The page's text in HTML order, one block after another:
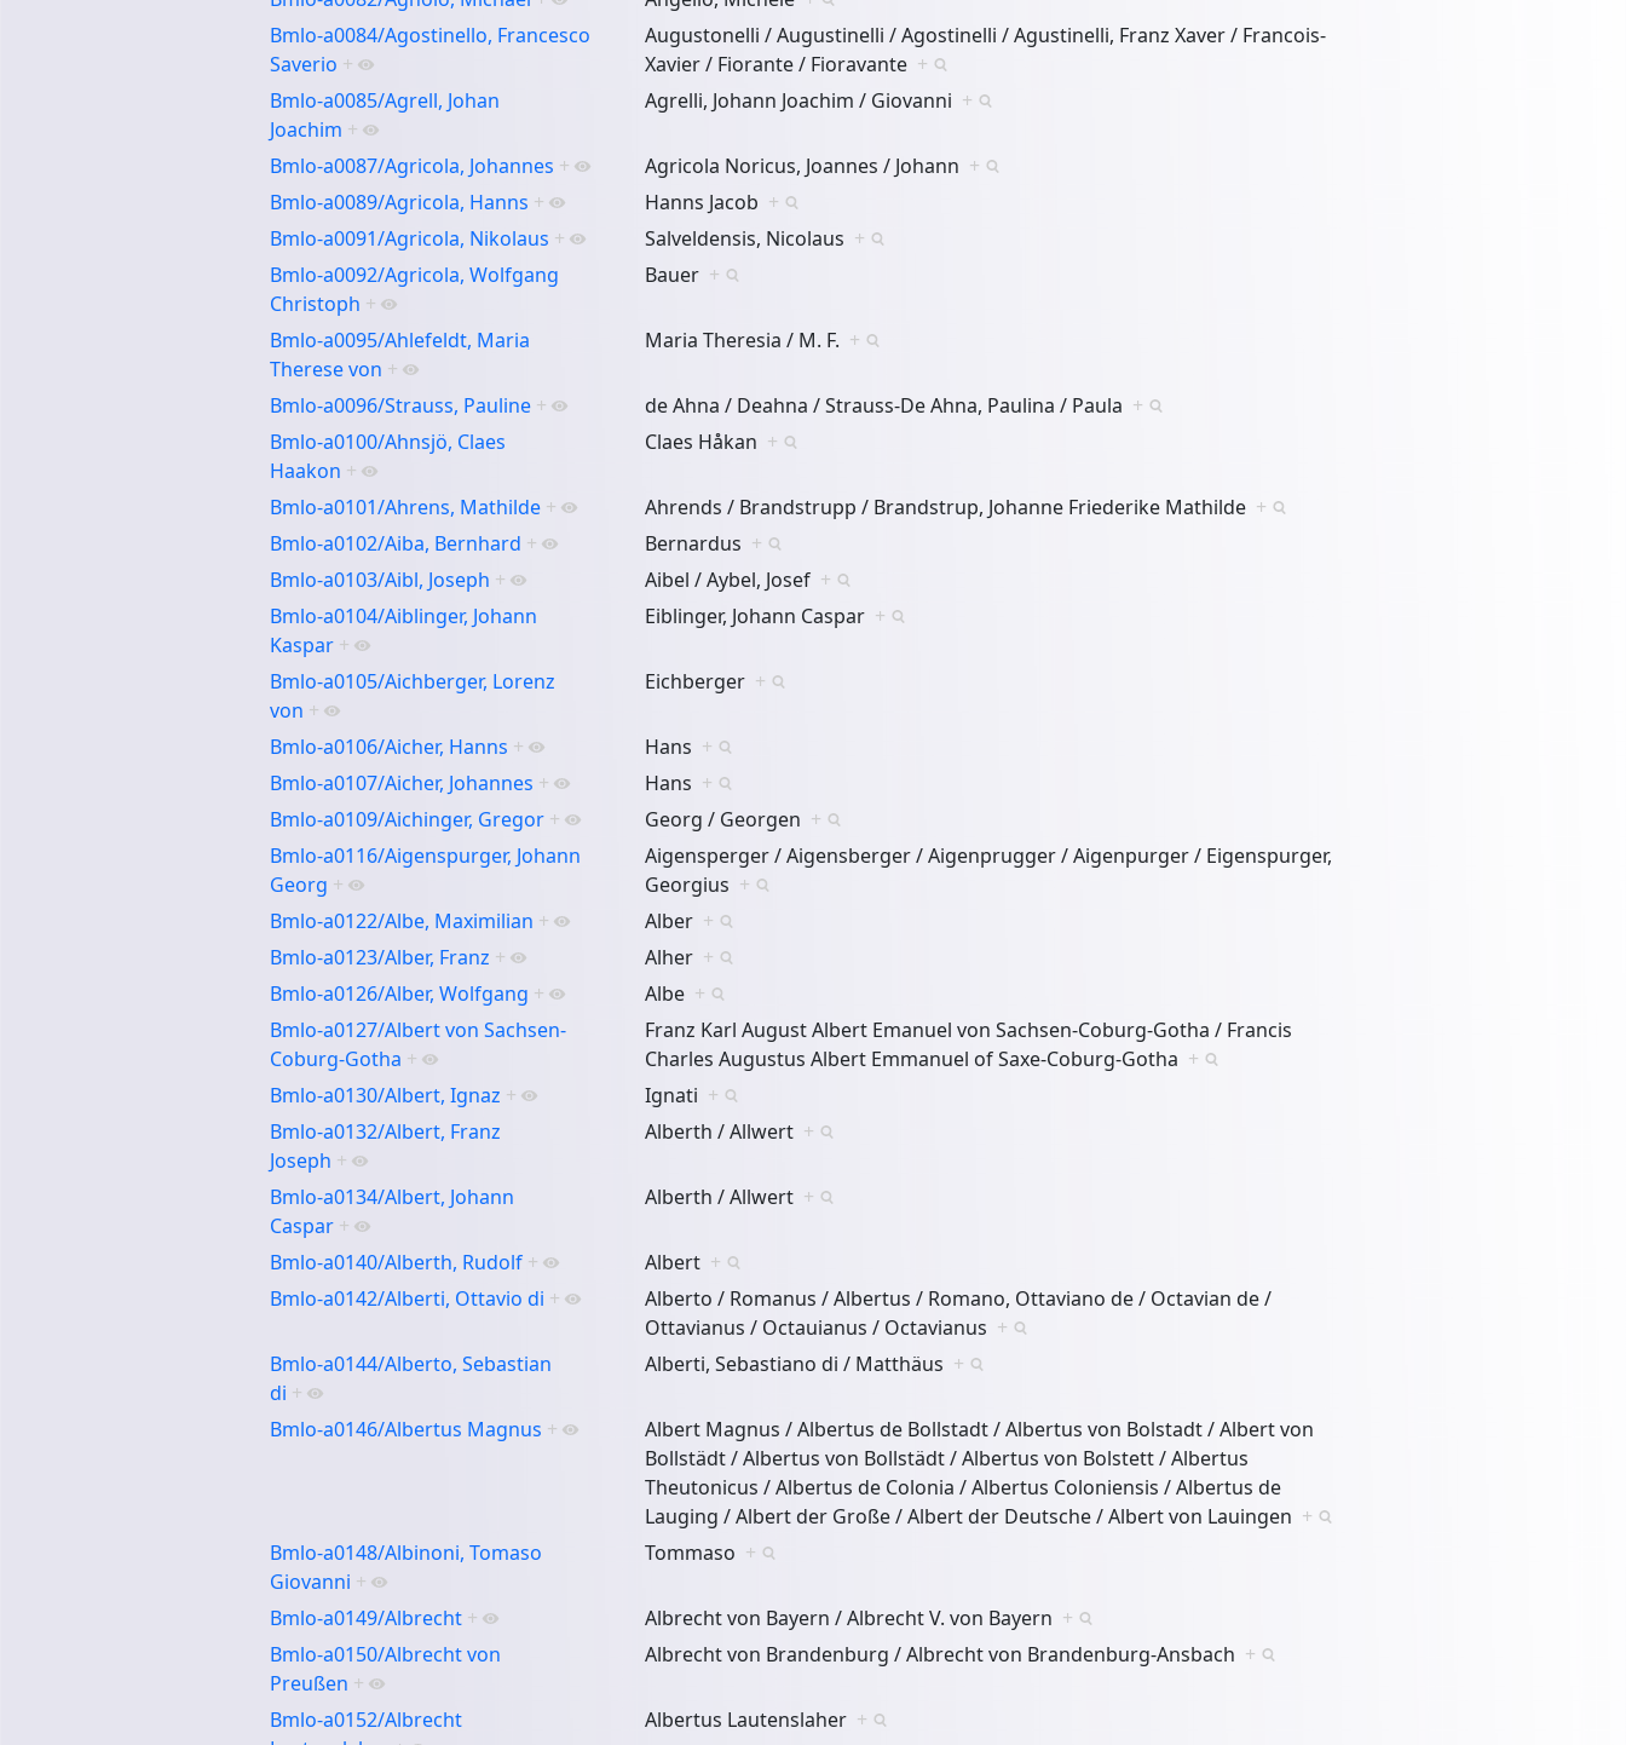
Bmlo-a0084/Agostinello, Francesco
Saverio +
Augustonelli / Augustinelli / Agostinelli / Agustinelli, Franz Xaver / Francois-
Xavier / Fiorante / Fioravante +
Bmlo-a0085/Agrell, Johan
Joachim +
Agrelli, Johann Joachim / Giovanni +
Bmlo-a0087/Agricola, Johannes + Agricola Noricus, Joannes / Johann +
Bmlo-a0089/Agricola, Hanns + Hanns Jacob +
Bmlo-a0091/Agricola, Nikolaus + Salveldensis, Nicolaus +
Bmlo-a0092/Agricola, Wolfgang
Christoph +
Bauer +
Bmlo-a0095/Ahlefeldt, Maria
Therese von +
Maria Theresia / M. F. +
Bmlo-a0096/Strauss, Pauline + de Ahna / Deahna / Strauss-De Ahna, Paulina / Paula +
Bmlo-a0100/Ahnsjö, Claes
Haakon +
Claes Håkan +
Bmlo-a0101/Ahrens, Mathilde + Ahrends / Brandstrupp / Brandstrup, Johanne Friederike Mathilde +
Bmlo-a0102/Aiba, Bernhard + Bernardus +
Bmlo-a0103/Aibl, Joseph + Aibel / Aybel, Josef +
Bmlo-a0104/Aiblinger, Johann
Kaspar +
Eiblinger, Johann Caspar +
Bmlo-a0105/Aichberger, Lorenz
von +
Eichberger +
Bmlo-a0106/Aicher, Hanns + Hans +
Bmlo-a0107/Aicher, Johannes + Hans +
Bmlo-a0109/Aichinger, Gregor + Georg / Georgen +
Bmlo-a0116/Aigenspurger, Johann
Georg +
Aigensperger / Aigensberger / Aigenprugger / Aigenpurger / Eigenspurger,
Georgius +
Bmlo-a0122/Albe, Maximilian + Alber +
Bmlo-a0123/Alber, Franz + Alher +
Bmlo-a0126/Alber, Wolfgang + Albe +
Bmlo-a0127/Albert von Sachsen-
Coburg-Gotha +
Franz Karl August Albert Emanuel von Sachsen-Coburg-Gotha / Francis
Charles Augustus Albert Emmanuel of Saxe-Coburg-Gotha +
Bmlo-a0130/Albert, Ignaz + Ignati +
Bmlo-a0132/Albert, Franz
Joseph +
Alberth / Allwert +
Bmlo-a0134/Albert, Johann
Caspar +
Alberth / Allwert +
Bmlo-a0140/Alberth, Rudolf + Albert +
Bmlo-a0142/Alberti, Ottavio di +
Alberto / Romanus / Albertus / Romano, Ottaviano de / Octavian de /
Ottavianus / Octauianus / Octavianus +
Bmlo-a0144/Alberto, Sebastian
di +
Alberti, Sebastiano di / Matthäus +
Bmlo-a0146/Albertus Magnus +
Albert Magnus / Albertus de Bollstadt / Albertus von Bolstadt / Albert von
Bollstädt / Albertus von Bollstädt / Albertus von Bolstett / Albertus
Theutonicus / Albertus de Colonia / Albertus Coloniensis / Albertus de
Lauging / Albert der Große / Albert der Deutsche / Albert von Lauingen +
Bmlo-a0148/Albinoni, Tomaso
Giovanni +
Tommaso +
Bmlo-a0149/Albrecht + Albrecht von Bayern / Albrecht V. von Bayern +
Bmlo-a0150/Albrecht von
Preußen +
Albrecht von Brandenburg / Albrecht von Brandenburg-Ansbach +
Bmlo-a0152/Albrecht
Albertus Lautenslaher +